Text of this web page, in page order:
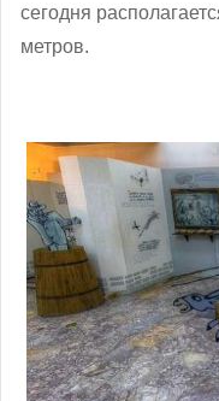
сегодня
метров.